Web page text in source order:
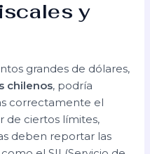
y
grandes de dólares,
chilenos, podría
correctamente el
de ciertos límites,
deben reportar las